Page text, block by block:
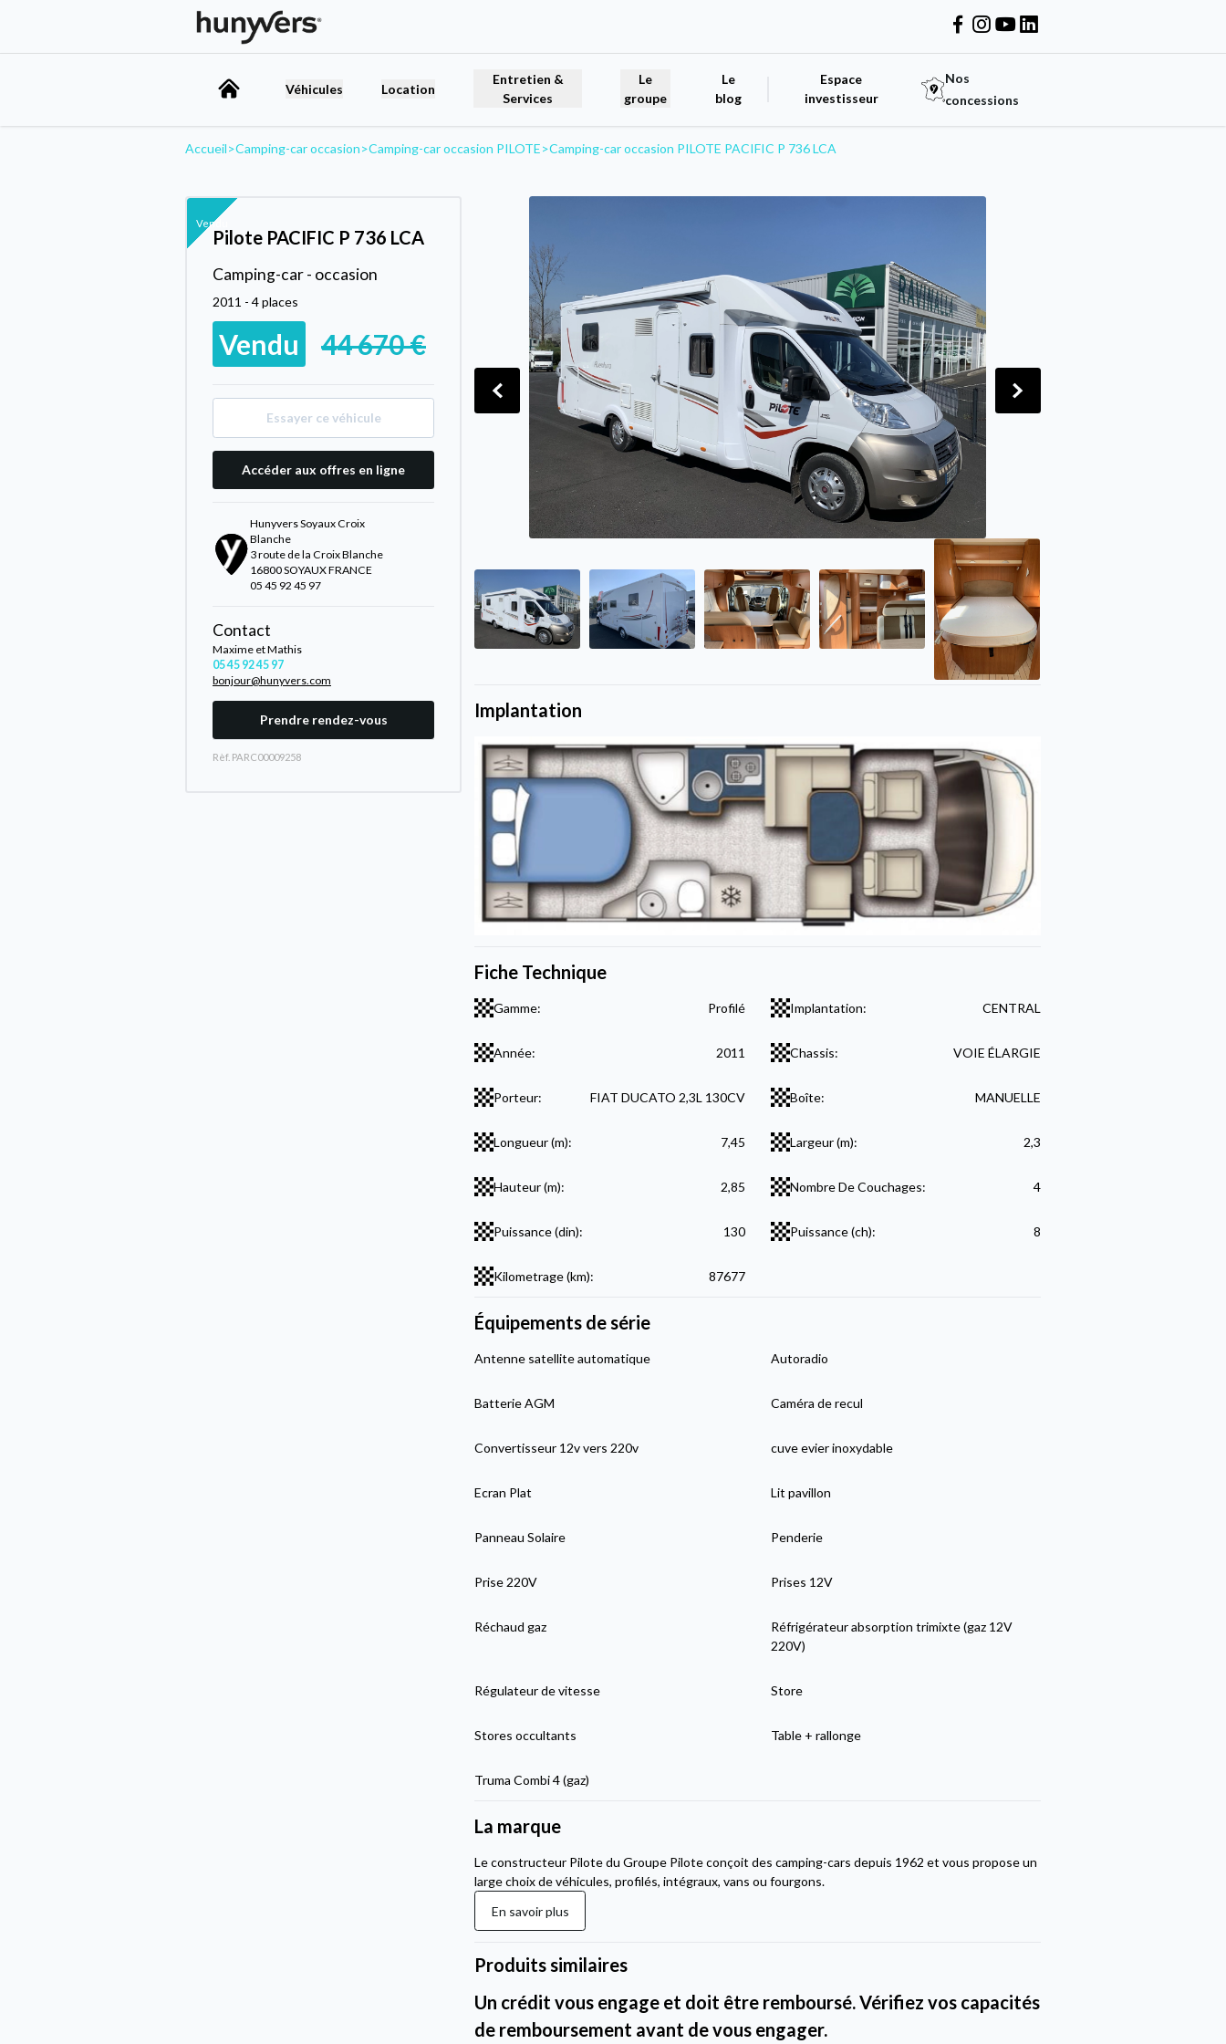
Véhicules Location
Entretien &
Services
Le
groupe
Le
blog
Espace
investisseur
Nos
concessions
Accueil>Camping-car occasion>Camping-car occasion PILOTE>Camping-car occasion PILOTE PACIFIC P 736 LCA
Vendu
Pilote PACIFIC P 736 LCA
Camping-car - occasion
2011 - 4 places
Vendu 44 670 €
Essayer ce véhicule
Accéder aux offres en ligne
Hunyvers Soyaux Croix
Blanche
3 route de la Croix Blanche
16800 SOYAUX FRANCE
05 45 92 45 97
Contact
Maxime et Mathis
05 45 92 45 97
bonjour@hunyvers.com
Prendre rendez-vous
Rèf. PARC00009258
Implantation
Fiche Technique
Gamme: Profilé Implantation: CENTRAL
Année: 2011 Chassis: VOIE ÉLARGIE
Porteur: FIAT DUCATO 2,3L 130CV Boîte: MANUELLE
Longueur (m): 7,45 Largeur (m): 2,3
Hauteur (m): 2,85 Nombre De Couchages: 4
Puissance (din): 130 Puissance (ch): 8
Kilometrage (km): 87677
Équipements de série
Antenne satellite automatique Autoradio
Batterie AGM Caméra de recul
Convertisseur 12v vers 220v cuve evier inoxydable
Ecran Plat Lit pavillon
Panneau Solaire Penderie
Prise 220V Prises 12V
Réchaud gaz
Réfrigérateur absorption trimixte (gaz 12V
220V)
Régulateur de vitesse Store
Stores occultants Table + rallonge
Truma Combi 4 (gaz)
La marque
Le constructeur Pilote du Groupe Pilote conçoit des camping-cars depuis 1962 et vous propose un
large choix de véhicules, profilés, intégraux, vans ou fourgons.
En savoir plus
Produits similaires
Un crédit vous engage et doit être remboursé. Vérifiez vos capacités
de remboursement avant de vous engager.